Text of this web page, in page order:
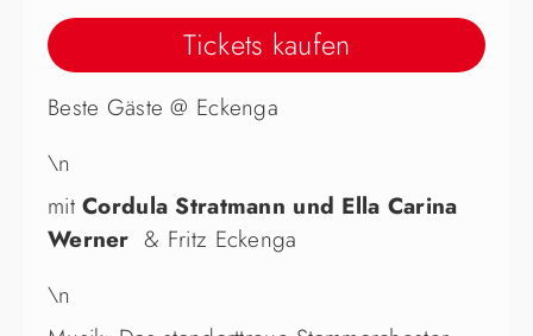
Tickets kaufen
Beste Gäste @ Eckenga
\n
mitCordula Stratmann und Ella Carina
Werner & Fritz Eckenga
\n